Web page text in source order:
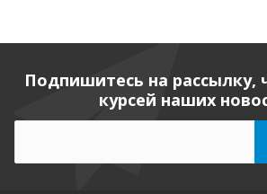
Подпишитесь на рассылку,
курсей наших